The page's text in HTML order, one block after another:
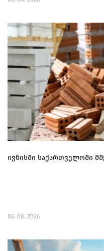
ივნისში საქართველოში
06. 08. 2026